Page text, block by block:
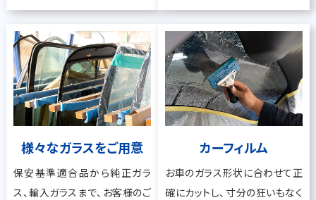
様々なガラスをご用意
保安基準適合品から純正ガラ
ス、輸入ガラスまで、お客様のご
カーフィルム
お車のガラス形状に合わせて正
確にカットし、寸分の狂いもなく